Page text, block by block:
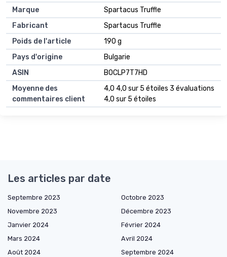
Marque
‎Spartacus Truffle
Fabricant
‎Spartacus Truffle
Poids de l'article
‎190 g
Pays d'origine
‎Bulgarie
ASIN
B0CLP7T7HD
Moyenne des
commentaires client
4,0 4,0 sur 5 étoiles 3 évaluations
4,0 sur 5 étoiles
Les articles par date
Septembre 2023
Octobre 2023
Novembre 2023
Décembre 2023
Janvier 2024
Février 2024
Mars 2024
Avril 2024
Août 2024
Septembre 2024